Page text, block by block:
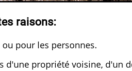
raisons:
pour les personnes.
d'une propriété voisine, d'un